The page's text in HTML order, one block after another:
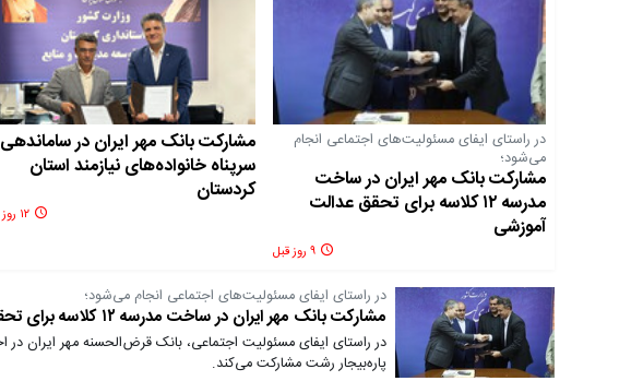
در راستای ایفای مسئولیت‌های اجتماعی انجام
می‌شود؛
مشارکت بانک مهر ایران در ساخت
مدرسه ۱۲ کلاسه برای تحقق عدالت
آموزشی
۹ روز قبل
مشارکت بانک مهر ایران در ساماندهی
سرپناه خانواده‌های نیازمند استان
کردستان
۱۲ روز قبل
در راستای ایفای مسئولیت‌های اجتماعی انجام می‌شود؛
مشارکت بانک مهر ایران در ساخت مدرسه ۱۲ کلاسه برای تحقق عدالت آموزشی
پاره‌بیجار رشت مشارکت می‌کند.